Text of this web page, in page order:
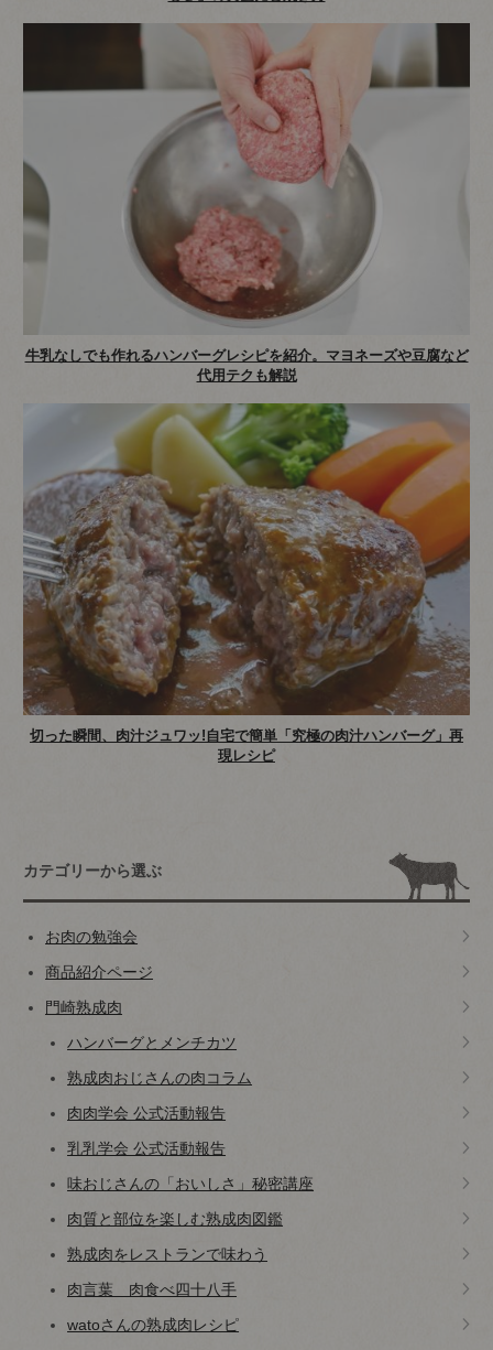
牛乳なしでも作れるハンバーグレシピを紹介。マヨネーズや豆腐など
代用テクも解説
切った瞬間、肉汁ジュワッ!自宅で簡単「究極の肉汁ハンバーグ」再
現レシピ
カテゴリーから選ぶ
お肉の勉強会
商品紹介ページ
門崎熟成肉
ハンバーグとメンチカツ
熟成肉おじさんの肉コラム
肉肉学会 公式活動報告
乳乳学会 公式活動報告
味おじさんの「おいしさ」秘密講座
肉質と部位を楽しむ熟成肉図鑑
熟成肉をレストランで味わう
肉言葉 肉食べ四十八手
watoさんの熟成肉レシピ